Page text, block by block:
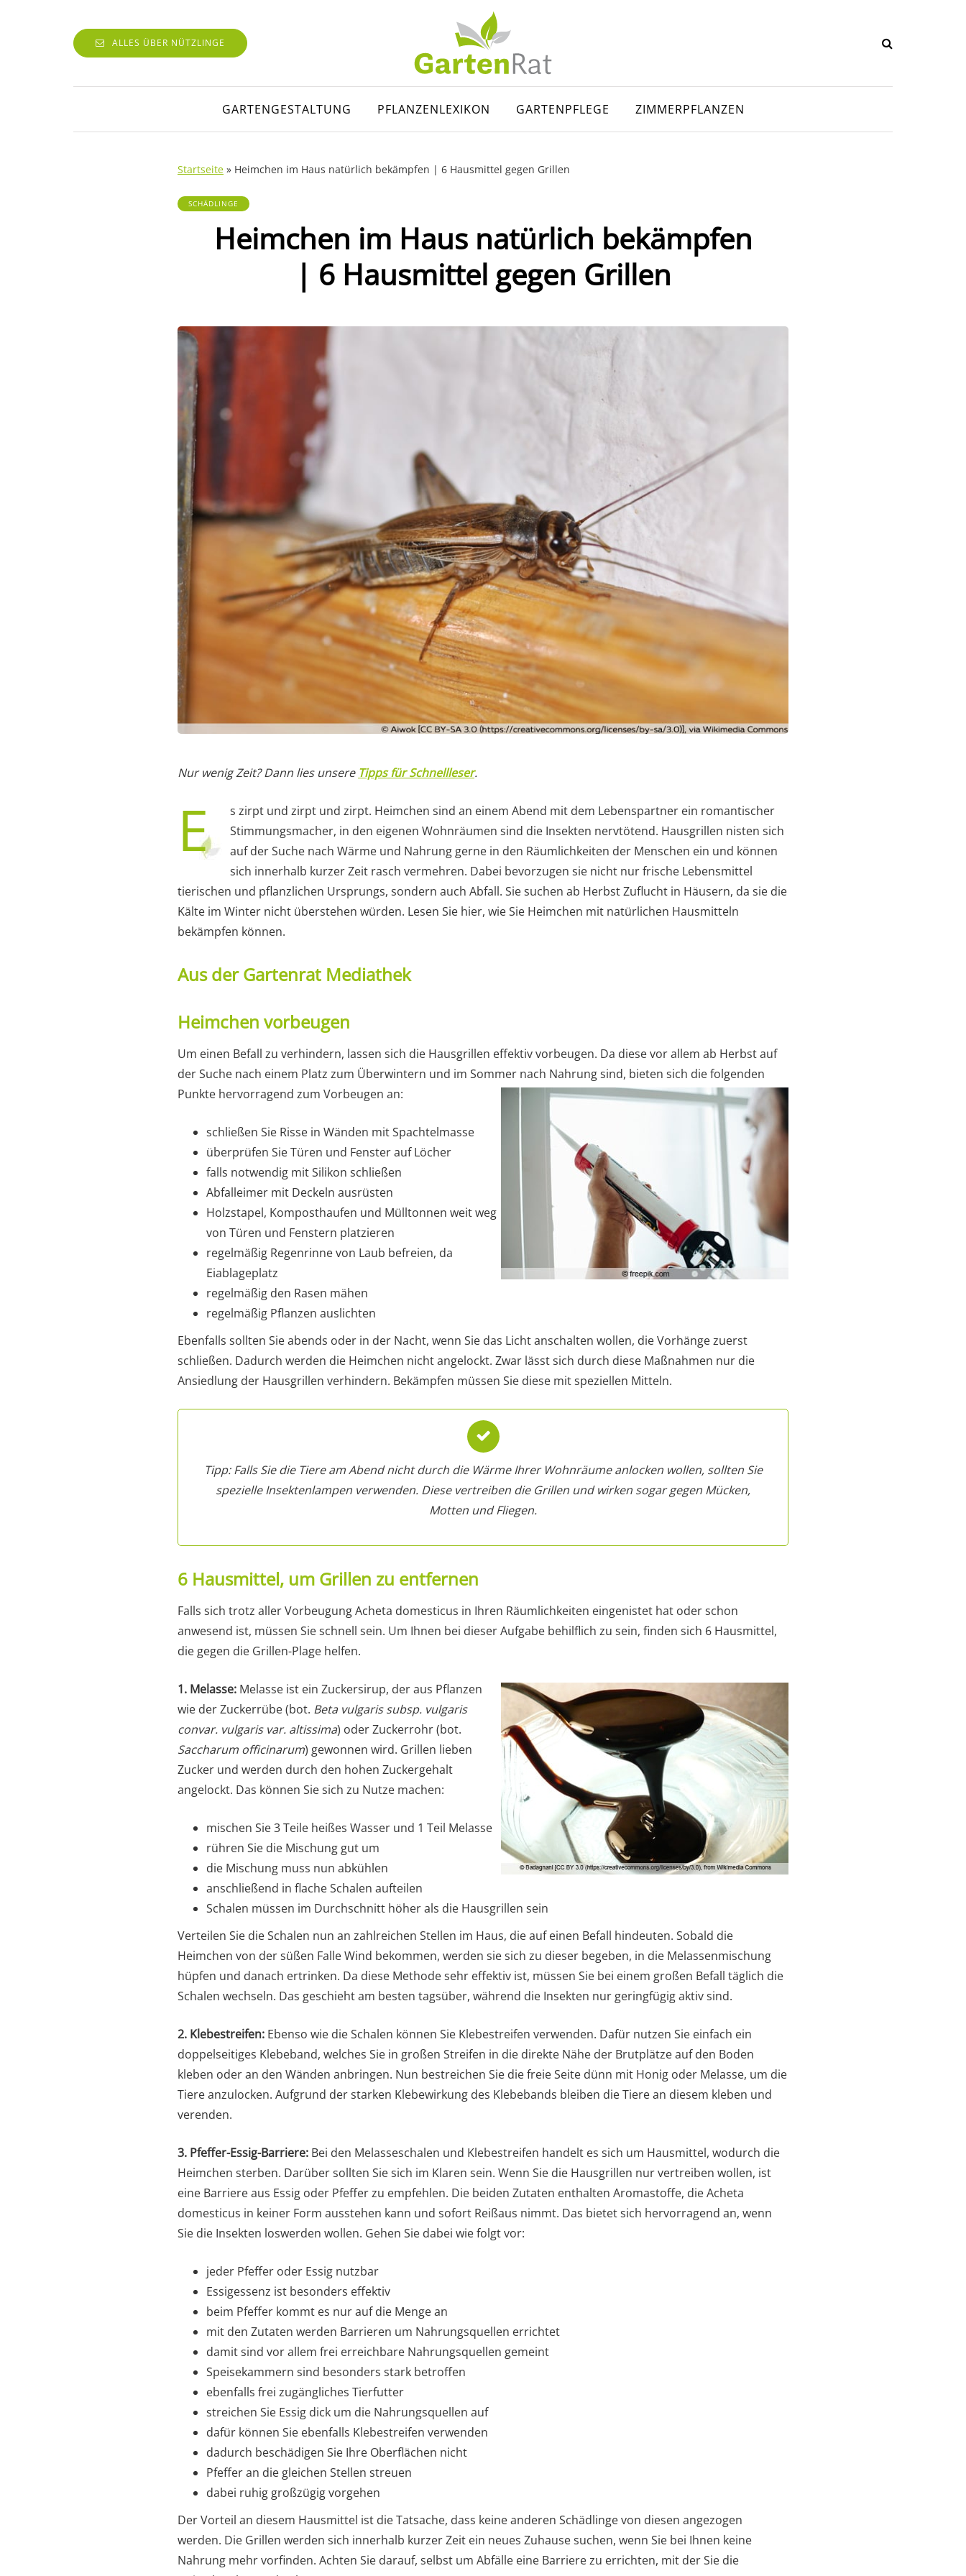
ALLES ÜBER NÜTZLINGE
GARTENGESTALTUNG PFLANZENLEXIKON GARTENPFLEGE ZIMMERPFLANZEN
Startseite » Heimchen im Haus natürlich bekämpfen | 6 Hausmittel gegen Grillen
SCHÄDLINGE
Heimchen im Haus natürlich bekämpfen
| 6 Hausmittel gegen Grillen
Nur wenig Zeit? Dann lies unsere Tipps für Schnellleser.
E
s zirpt und zirpt und zirpt. Heimchen sind an einem Abend mit dem Lebenspartner ein romantischer
Stimmungsmacher, in den eigenen Wohnräumen sind die Insekten nervtötend. Hausgrillen nisten sich
auf der Suche nach Wärme und Nahrung gerne in den Räumlichkeiten der Menschen ein und können
sich innerhalb kurzer Zeit rasch vermehren. Dabei bevorzugen sie nicht nur frische Lebensmittel
tierischen und pflanzlichen Ursprungs, sondern auch Abfall. Sie suchen ab Herbst Zuflucht in Häusern, da sie die
Kälte im Winter nicht überstehen würden. Lesen Sie hier, wie Sie Heimchen mit natürlichen Hausmitteln
bekämpfen können.
Aus der Gartenrat Mediathek
Heimchen vorbeugen
Um einen Befall zu verhindern, lassen sich die Hausgrillen effektiv vorbeugen. Da diese vor allem ab Herbst auf
der Suche nach einem Platz zum Überwintern und im Sommer nach Nahrung sind, bieten sich die folgenden
Punkte hervorragend zum Vorbeugen an:
schließen Sie Risse in Wänden mit Spachtelmasse
überprüfen Sie Türen und Fenster auf Löcher
falls notwendig mit Silikon schließen
Abfalleimer mit Deckeln ausrüsten
Holzstapel, Komposthaufen und Mülltonnen weit weg
von Türen und Fenstern platzieren
regelmäßig Regenrinne von Laub befreien, da
Eiablageplatz
regelmäßig den Rasen mähen
regelmäßig Pflanzen auslichten
Ebenfalls sollten Sie abends oder in der Nacht, wenn Sie das Licht anschalten wollen, die Vorhänge zuerst
schließen. Dadurch werden die Heimchen nicht angelockt. Zwar lässt sich durch diese Maßnahmen nur die
Ansiedlung der Hausgrillen verhindern. Bekämpfen müssen Sie diese mit speziellen Mitteln.
Tipp: Falls Sie die Tiere am Abend nicht durch die Wärme Ihrer Wohnräume anlocken wollen, sollten Sie
spezielle Insektenlampen verwenden. Diese vertreiben die Grillen und wirken sogar gegen Mücken,
Motten und Fliegen.
6 Hausmittel, um Grillen zu entfernen
Falls sich trotz aller Vorbeugung Acheta domesticus in Ihren Räumlichkeiten eingenistet hat oder schon
anwesend ist, müssen Sie schnell sein. Um Ihnen bei dieser Aufgabe behilflich zu sein, finden sich 6 Hausmittel,
die gegen die Grillen-Plage helfen.
1. Melasse: Melasse ist ein Zuckersirup, der aus Pflanzen
wie der Zuckerrübe (bot. Beta vulgaris subsp. vulgaris
convar. vulgaris var. altissima) oder Zuckerrohr (bot.
Saccharum officinarum) gewonnen wird. Grillen lieben
Zucker und werden durch den hohen Zuckergehalt
angelockt. Das können Sie sich zu Nutze machen:
mischen Sie 3 Teile heißes Wasser und 1 Teil Melasse
rühren Sie die Mischung gut um
die Mischung muss nun abkühlen
anschließend in flache Schalen aufteilen
Schalen müssen im Durchschnitt höher als die Hausgrillen sein
Verteilen Sie die Schalen nun an zahlreichen Stellen im Haus, die auf einen Befall hindeuten. Sobald die
Heimchen von der süßen Falle Wind bekommen, werden sie sich zu dieser begeben, in die Melassenmischung
hüpfen und danach ertrinken. Da diese Methode sehr effektiv ist, müssen Sie bei einem großen Befall täglich die
Schalen wechseln. Das geschieht am besten tagsüber, während die Insekten nur geringfügig aktiv sind.
2. Klebestreifen: Ebenso wie die Schalen können Sie Klebestreifen verwenden. Dafür nutzen Sie einfach ein
doppelseitiges Klebeband, welches Sie in großen Streifen in die direkte Nähe der Brutplätze auf den Boden
kleben oder an den Wänden anbringen. Nun bestreichen Sie die freie Seite dünn mit Honig oder Melasse, um die
Tiere anzulocken. Aufgrund der starken Klebewirkung des Klebebands bleiben die Tiere an diesem kleben und
verenden.
3. Pfeffer-Essig-Barriere: Bei den Melasseschalen und Klebestreifen handelt es sich um Hausmittel, wodurch die
Heimchen sterben. Darüber sollten Sie sich im Klaren sein. Wenn Sie die Hausgrillen nur vertreiben wollen, ist
eine Barriere aus Essig oder Pfeffer zu empfehlen. Die beiden Zutaten enthalten Aromastoffe, die Acheta
domesticus in keiner Form ausstehen kann und sofort Reißaus nimmt. Das bietet sich hervorragend an, wenn
Sie die Insekten loswerden wollen. Gehen Sie dabei wie folgt vor:
jeder Pfeffer oder Essig nutzbar
Essigessenz ist besonders effektiv
beim Pfeffer kommt es nur auf die Menge an
mit den Zutaten werden Barrieren um Nahrungsquellen errichtet
damit sind vor allem frei erreichbare Nahrungsquellen gemeint
Speisekammern sind besonders stark betroffen
ebenfalls frei zugängliches Tierfutter
streichen Sie Essig dick um die Nahrungsquellen auf
dafür können Sie ebenfalls Klebestreifen verwenden
dadurch beschädigen Sie Ihre Oberflächen nicht
Pfeffer an die gleichen Stellen streuen
dabei ruhig großzügig vorgehen
Der Vorteil an diesem Hausmittel ist die Tatsache, dass keine anderen Schädlinge von diesen angezogen
werden. Die Grillen werden sich innerhalb kurzer Zeit ein neues Zuhause suchen, wenn Sie bei Ihnen keine
Nahrung mehr vorfinden. Achten Sie darauf, selbst um Abfälle eine Barriere zu errichten, mit der Sie die